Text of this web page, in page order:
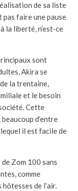
de sa liste
pas faire une pause
la liberté, n’est-ce
sont
Akira se
la trentaine,
et le besoin
Cette
d’entre
il est facile de
Zom 100 sans
comme
de l’air.